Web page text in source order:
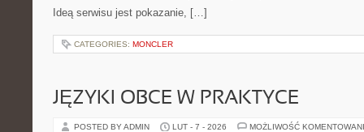
Ideą serwisu jest pokazanie, […]
CATEGORIES: MONCLER
JĘZYKI OBCE W PRAKTYCE
POSTED BY ADMIN LUT - 7 - 2026 MOŻLIWOŚĆ